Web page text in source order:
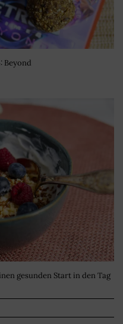
Beyond
gesunden Start in den Tag